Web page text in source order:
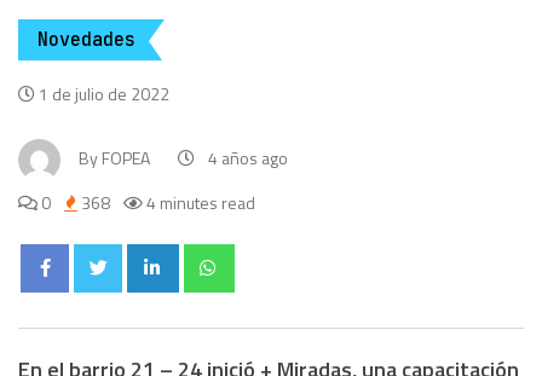
Novedades
1 de julio de 2022
ByFOPEA
4 años ago
0
368 4 minutes read